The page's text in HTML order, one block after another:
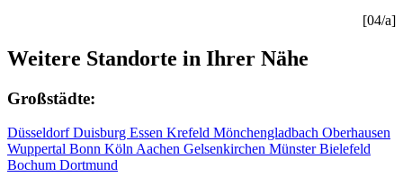
[04/a]
Weitere Standorte in Ihrer Nähe
Großstädte:
DüsseldorfDuisburg Essen Krefeld Mönchengladbach Oberhausen
Wuppertal Bonn KölnAachen Gelsenkirchen MünsterBielefeld
Bochum Dortmund